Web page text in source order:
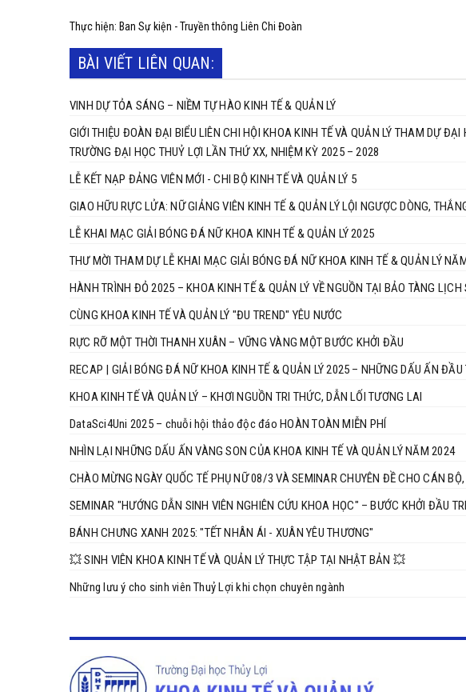
Thực hiện: Ban Sự kiện - Truyền thông Liên Chi Đoàn
BÀI VIẾT LIÊN QUAN:
VINH DỰ TỎA SÁNG – NIỀM TỰ HÀO KINH TẾ & QUẢN LÝ
GIỚI THIỆU ĐOÀN ĐẠI BIỂU LIÊN CHI HỘI KHOA KINH TẾ VÀ QUẢN LÝ THAM DỰ
TRƯỜNG ĐẠI HỌC THUỶ LỢI LẦN THỨ XX, NHIỆM KỲ 2025 – 2028
LỄ KẾT NẠP ĐẢNG VIÊN MỚI - CHI BỘ KINH TẾ VÀ QUẢN LÝ 5
GIAO HỮU RỰC LỬA: NỮ GIẢNG VIÊN KINH TẾ & QUẢN
LỄ KHAI MẠC GIẢI BÓNG ĐÁ NỮ KHOA KINH TẾ & QUẢN LÝ 2025
THƯ MỜI THAM DỰ LỄ KHAI MẠC GIẢI BÓNG ĐÁ NỮ KHOA KINH TẾ & QUẢN LÝ
HÀNH TRÌNH ĐỎ 2025 – KHOA KINH TẾ & QUẢN LÝ VỀ NGUỒN TẠI BẢO TÀNG LỊCH
CÙNG KHOA KINH TẾ VÀ QUẢN LÝ "ĐU TREND" YÊU NƯỚC
RỰC RỠ MỘT THỜI THANH XUÂN – VỮNG VÀNG MỘT BƯỚC KHỞI ĐẦU
RECAP | GIẢI BÓNG ĐÁ NỮ KHOA KINH TẾ & QUẢN LÝ 2025 – NHỮNG DẤU ẤN ĐẦU
KHOA KINH TẾ VÀ QUẢN LÝ – KHƠI NGUỒN TRI THỨC, DẪN LỐI TƯƠNG LAI
DataSci4Uni 2025 – chuỗi hội thảo độc đáo HOÀN TOÀN MIỄN PHÍ
NHÌN LẠI NHỮNG DẤU ẤN VÀNG SON CỦA KHOA KINH TẾ VÀ QUẢN LÝ NĂM 2024
CHÀO MỪNG NGÀY QUỐC TẾ PHỤ NỮ 08/3 VÀ SEMINAR CHUYÊN ĐỀ CHO CÁN
SEMINAR "HƯỚNG DẪN SINH VIÊN NGHIÊN CỨU KHOA HỌC" – BƯỚC KHỞI ĐẦU
BÁNH CHƯNG XANH 2025: "TẾT NHÂN ÁI - XUÂN YÊU THƯƠNG"
💥 SINH VIÊN KHOA KINH TẾ VÀ QUẢN LÝ THỰC TẬP TẠI NHẬT BẢN 💥
Những lưu ý cho sinh viên Thuỷ Lợi khi chọn chuyên ngành